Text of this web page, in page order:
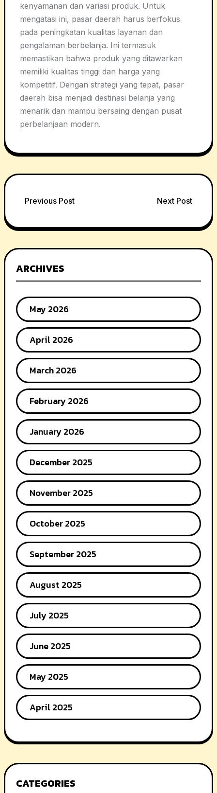
kenyamanan dan variasi produk. Untuk
mengatasi ini, pasar daerah harus berfokus
pada peningkatan kualitas layanan dan
pengalaman berbelanja. Ini termasuk
memastikan bahwa produk yang ditawarkan
memiliki kualitas tinggi dan harga yang
kompetitif. Dengan strategi yang tepat, pasar
daerah bisa menjadi destinasi belanja yang
menarik dan mampu bersaing dengan pusat
perbelanjaan modern.
Post
navigation
Previous Post Next Post
ARCHIVES
May 2026
April 2026
March 2026
February 2026
January 2026
December 2025
November 2025
October 2025
September 2025
August 2025
July 2025
June 2025
May 2025
April 2025
CATEGORIES